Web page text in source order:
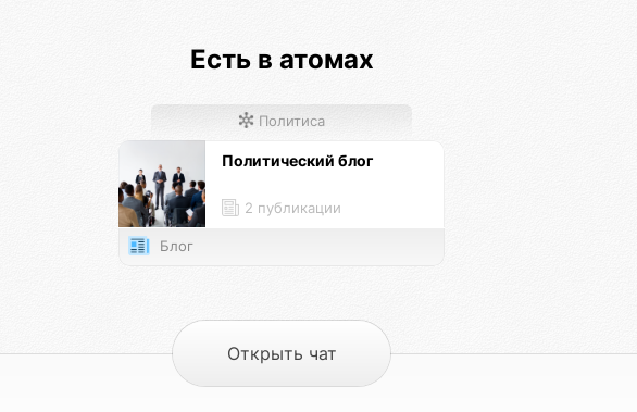
Есть в атомах
Политиса
Политический блог
2 публикации
Блог
Открыть чат